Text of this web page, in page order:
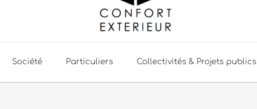
Société Particuliers Collectivités & Projets publics